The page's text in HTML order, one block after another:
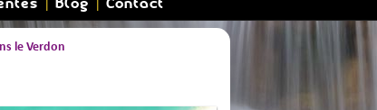
Blog Contact
le Verdon